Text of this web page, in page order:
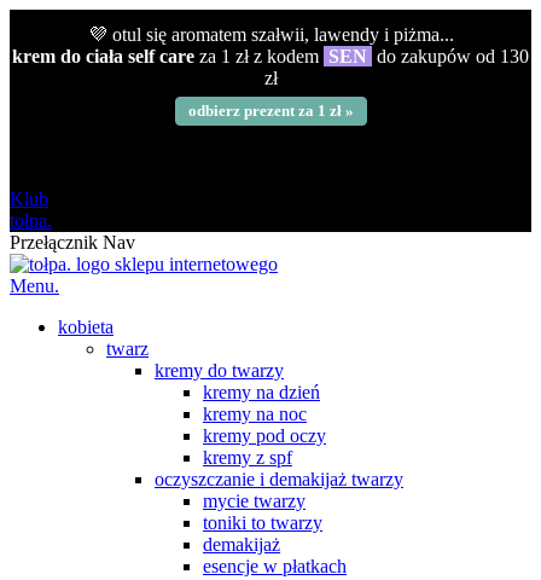
💜 otul się aromatem szałwii, lawendy i piżma...
krem do ciała self care za 1 zł z kodem SEN do zakupów od 130
zł
odbierz prezent za 1 zł »
Klub
tołpa.
Przełącznik Nav
Menu.
kobieta
twarz
kremy do twarzy
kremy na dzień
kremy na noc
kremy pod oczy
kremy z spf
oczyszczanie i demakijaż twarzy
mycie twarzy
toniki to twarzy
demakijaż
esencje w płatkach